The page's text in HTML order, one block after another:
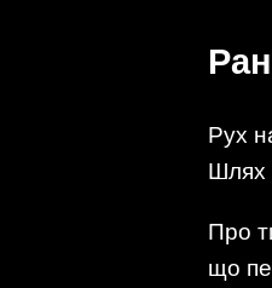
Рух
Шлях
Про
що